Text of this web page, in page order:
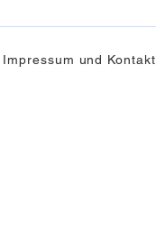
Impressum und Kontakt